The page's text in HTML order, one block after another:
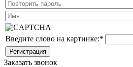
Введите слово на картинке:*
Заказать звонок